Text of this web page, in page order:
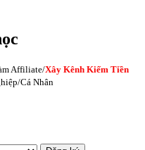
Affiliate/Xây Kênh Kiếm Tiền
Cá Nhân